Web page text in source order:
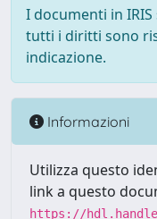
I documenti in
tutti i diritti sono
indicazione.
Informazioni
Utilizza questo
link a questo
https://